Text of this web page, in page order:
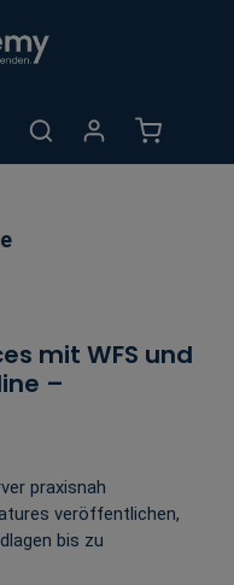
mit WFS und
–
praxisnah
veröffentlichen,
bis zu